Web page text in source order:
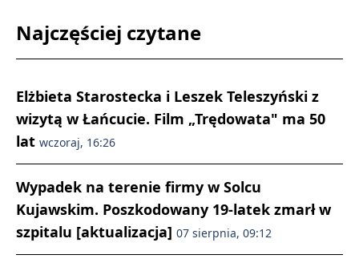
Najczęściej czytane
Elżbieta Starostecka i Leszek Teleszyński z
wizytą w Łańcucie. Film „Trędowata" ma 50
lat wczoraj, 16:26
Wypadek na terenie firmy w Solcu
Kujawskim. Poszkodowany 19-latek zmarł w
szpitalu [aktualizacja] 07 sierpnia, 09:12